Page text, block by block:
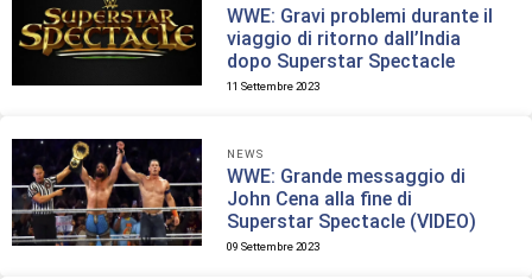
WWE: Gravi problemi durante il
viaggio di ritorno dall’India
dopo Superstar Spectacle
11 Settembre 2023
NEWS
WWE: Grande messaggio di
John Cena alla fine di
Superstar Spectacle (VIDEO)
09 Settembre 2023